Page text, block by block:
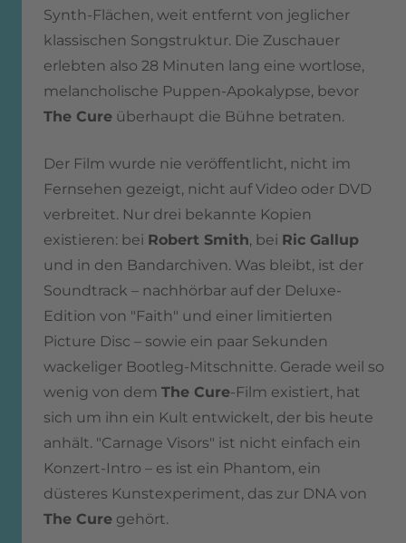
Synth-Flächen, weit entfernt von jeglicher
klassischen Songstruktur. Die Zuschauer
erlebten also 28 Minuten lang eine wortlose,
melancholische Puppen-Apokalypse, bevor
The Cure überhaupt die Bühne betraten.
Der Film wurde nie veröffentlicht, nicht im
Fernsehen gezeigt, nicht auf Video oder DVD
verbreitet. Nur drei bekannte Kopien
existieren: bei Robert Smith, bei Ric Gallup
und in den Bandarchiven. Was bleibt, ist der
Soundtrack – nachhörbar auf der Deluxe-
Edition von "Faith" und einer limitierten
Picture Disc – sowie ein paar Sekunden
wackeliger Bootleg-Mitschnitte. Gerade weil so
wenig von dem The Cure-Film existiert, hat
sich um ihn ein Kult entwickelt, der bis heute
anhält. "Carnage Visors" ist nicht einfach ein
Konzert-Intro – es ist ein Phantom, ein
düsteres Kunstexperiment, das zur DNA von
The Cure gehört.